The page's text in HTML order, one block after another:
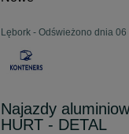
Lębork - Odświeżono dnia
Najazdy
HURT - DETAL